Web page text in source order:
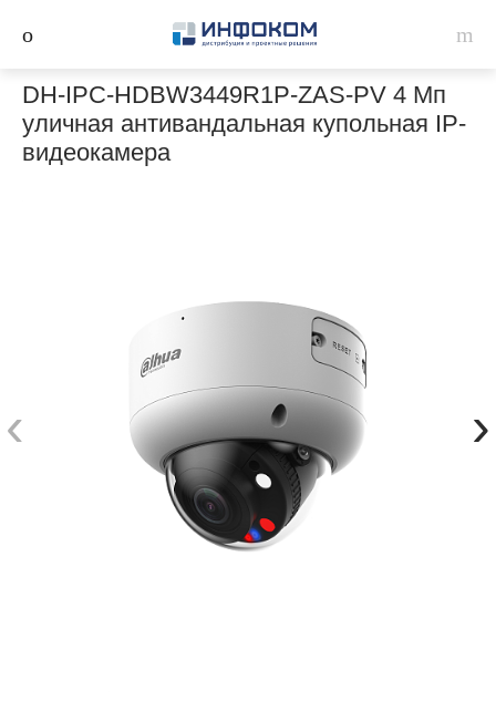
DH-IPC-HDBW3449R1P-ZAS-PV 4 Мп
уличная антивандальная купольная IP-
видеокамера
‹ ›